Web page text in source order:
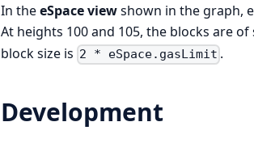
In theeSpace viewshown in the graph,
At heights 100 and 105, the blocks are
block size is 2 * eSpace.gasLimit .
Development